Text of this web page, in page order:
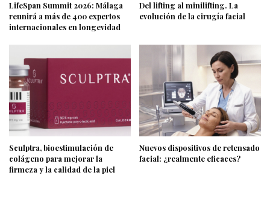
LifeSpan Summit 2026: Málaga
reunirá a más de 400 expertos
internacionales en longevidad
Del lifting al minilifting. La
evolución de la cirugía facial
Sculptra, bioestimulación de
colágeno para mejorar la
firmeza y la calidad de la piel
Nuevos dispositivos de retensado
facial: ¿realmente eficaces?